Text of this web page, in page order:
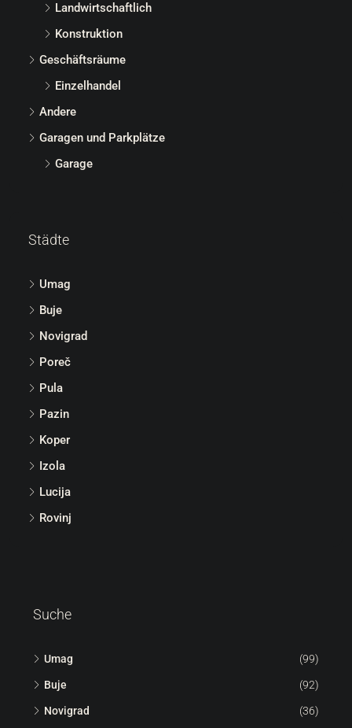
Landwirtschaftlich
Konstruktion
Geschäftsräume
Einzelhandel
Andere
Garagen und Parkplätze
Garage
Städte
Umag
Buje
Novigrad
Poreč
Pula
Pazin
Koper
Izola
Lucija
Rovinj
Suche
Umag (99)
Buje (92)
Novigrad (36)